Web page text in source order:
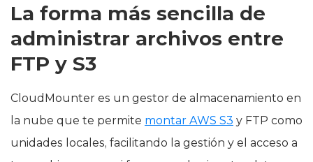
La forma más sencilla de
administrar archivos entre
FTP y S3
CloudMounter es un gestor de almacenamiento en
la nube que te permite montar AWS S3 y FTP como
unidades locales, facilitando la gestión y el acceso a